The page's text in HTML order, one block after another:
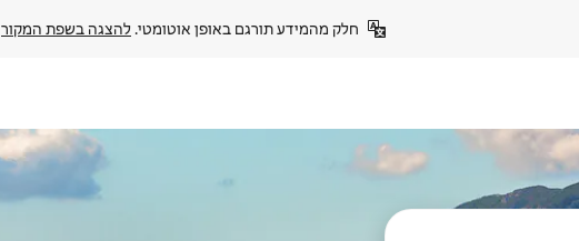
חלק מהמידע תורגם באופן אוטומטי. להצגה בשפת המקור